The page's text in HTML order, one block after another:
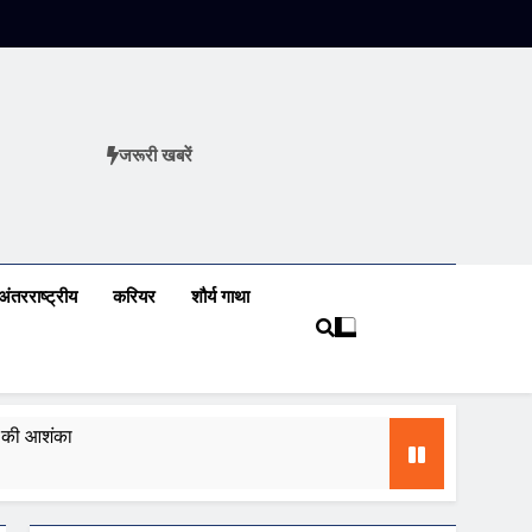
जरूरी खबरें
करियर शौर्य गाथा
की आशंका